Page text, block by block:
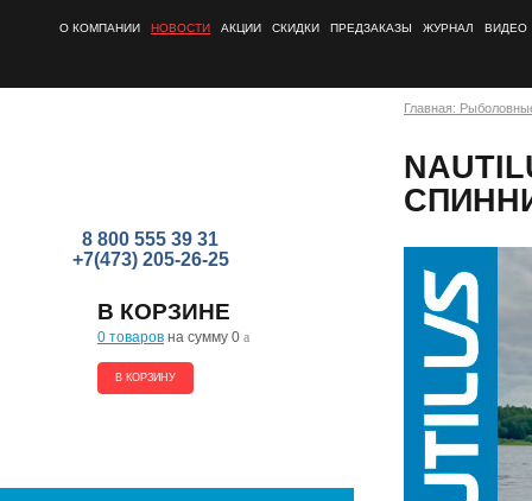
О КОМПАНИИ НОВОСТИ АКЦИИ СКИДКИ ПРЕДЗАКАЗЫ ЖУРНАЛ ВИДЕО
8 800 555 39 31
+7(473) 205-26-25
В КОРЗИНЕ
0 товаров на сумму 0 a
В КОРЗИНУ
Главная: